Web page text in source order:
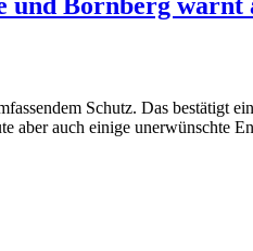
Schutz. Das bestätigt
auch einige unerwünschte